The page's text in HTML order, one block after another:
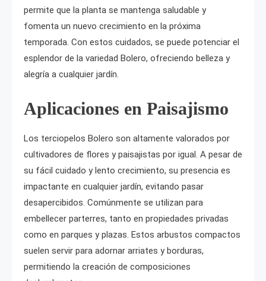
permite que la planta se mantenga saludable y
fomenta un nuevo crecimiento en la próxima
temporada. Con estos cuidados, se puede potenciar el
esplendor de la variedad Bolero, ofreciendo belleza y
alegría a cualquier jardín.
Aplicaciones en Paisajismo
Los terciopelos Bolero son altamente valorados por
cultivadores de flores y paisajistas por igual. A pesar de
su fácil cuidado y lento crecimiento, su presencia es
impactante en cualquier jardín, evitando pasar
desapercibidos. Comúnmente se utilizan para
embellecer parterres, tanto en propiedades privadas
como en parques y plazas. Estos arbustos compactos
suelen servir para adornar arriates y borduras,
permitiendo la creación de composiciones